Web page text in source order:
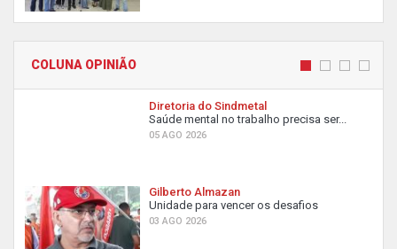
COLUNA OPINIÃO
Diretoria do Sindmetal
Saúde mental no trabalho precisa ser...
05 AGO 2026
Gilberto Almazan
Unidade para vencer os desafios
03 AGO 2026